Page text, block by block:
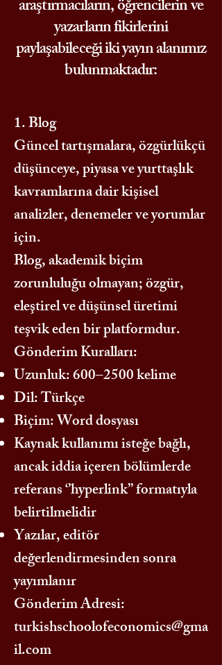
araştırmacıların, öğrencilerin ve
yazarların fikirlerini
paylaşabileceği iki yayın alanımız
bulunmaktadır:
1. Blog
Güncel tartışmalara, özgürlükçü
düşünceye, piyasa ve yurttaşlık
kavramlarına dair kişisel
analizler, denemeler ve yorumlar
için.
Blog, akademik biçim
zorunluluğu olmayan; özgür,
eleştirel ve düşünsel üretimi
teşvik eden bir platformdur.
Gönderim Kuralları:
Uzunluk: 600–2500 kelime
Dil: Türkçe
Biçim: Word dosyası
Kaynak kullanımı isteğe bağlı,
ancak iddia içeren bölümlerde
referans ‘’hyperlink’’ formatıyla
belirtilmelidir
Yazılar, editör
değerlendirmesinden sonra
yayımlanır
Gönderim Adresi:
turkishschoolofeconomics@gma
il.com